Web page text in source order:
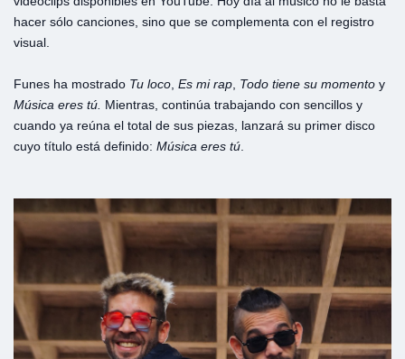
hacer sólo canciones, sino que se complementa con el registro
visual.
Funes ha mostrado Tu loco Es mi rap Todo tiene su momento y
Música eres tú. Mientras, continúa trabajando con sencillos y
cuando ya reúna el total de sus piezas, lanzará su primer disco
cuyo título está definido: Música eres tú